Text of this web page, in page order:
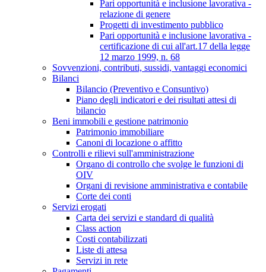
Pari opportunità e inclusione lavorativa -
relazione di genere
Progetti di investimento pubblico
Pari opportunità e inclusione lavorativa -
certificazione di cui all'art.17 della legge
12 marzo 1999, n. 68
Sovvenzioni, contributi, sussidi, vantaggi economici
Bilanci
Bilancio (Preventivo e Consuntivo)
Piano degli indicatori e dei risultati attesi di
bilancio
Beni immobili e gestione patrimonio
Patrimonio immobiliare
Canoni di locazione o affitto
Controlli e rilievi sull'amministrazione
Organo di controllo che svolge le funzioni di
OIV
Organi di revisione amministrativa e contabile
Corte dei conti
Servizi erogati
Carta dei servizi e standard di qualità
Class action
Costi contabilizzati
Liste di attesa
Servizi in rete